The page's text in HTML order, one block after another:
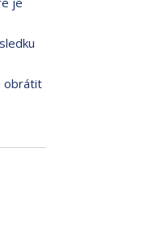
obrátit